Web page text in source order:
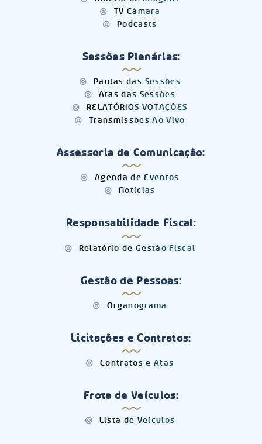
TV Câmara
Podcasts
Sessões Plenárias:
Pautas das Sessões
Atas das Sessões
RELATÓRIOS VOTAÇÕES
Transmissões Ao Vivo
Assessoria de Comunicação:
Agenda de Eventos
Notícias
Responsabilidade Fiscal:
Relatório de Gestão Fiscal
Gestão de Pessoas:
Organograma
Licitações e Contratos:
Contratos e Atas
Frota de Veículos:
Lista de Veículos